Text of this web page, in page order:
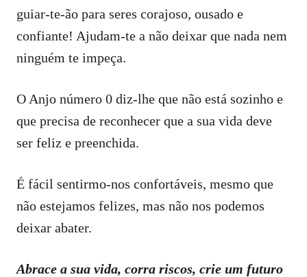
guiar-te-ão para seres corajoso, ousado e
confiante! Ajudam-te a não deixar que nada nem
ninguém te impeça.
O Anjo número 0 diz-lhe que não está sozinho e
que precisa de reconhecer que a sua vida deve
ser feliz e preenchida.
É fácil sentirmo-nos confortáveis, mesmo que
não estejamos felizes, mas não nos podemos
deixar abater.
Abrace a sua vida, corra riscos, crie um futuro